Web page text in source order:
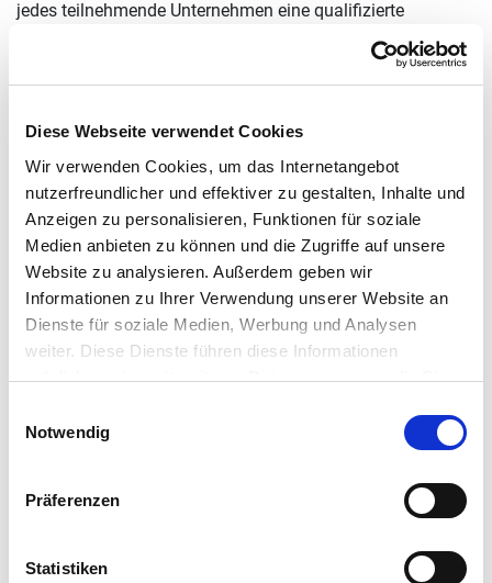
Diese Webseite verwendet Cookies
Wir verwenden Cookies, um das Internetangebot
nutzerfreundlicher und effektiver zu gestalten, Inhalte und
Anzeigen zu personalisieren, Funktionen für soziale
Medien anbieten zu können und die Zugriffe auf unsere
Website zu analysieren. Außerdem geben wir
Informationen zu Ihrer Verwendung unserer Website an
Dienste für soziale Medien, Werbung und Analysen
weiter. Diese Dienste führen diese Informationen
möglicherweise mit weiteren Daten zusammen, die Sie
Nutzung der Dienste gesammelt haben.
Notwendig
Präferenzen
Statistiken
jedes teilnehmende Unternehmen eine qualifizierte
Energieberatung. Netzwerkträger ist vero, der rund 600
Unternehmen der Baustoff- und Rohstoffindustrie mit über
Produzenten von Kies, Sand und Naturstein, Quarz,
Werkmörtel und Recyclingbaustoffen. ÖKOTEC begleitet
das Netzwerk als energietechnischer Berater und
Moderator. ÖKOTEC blickt auf eine über 10-jährige
Erfahrung in der Unterstützung von Energieeffizienz-
Netzwerken und hat mittlerweile über 30 Netzwerke –
davon 5 Branchennetzwerke – begleitet und organisiert.
Diabaswerk Halbeswig, 42349 Wuppertal
Mendiger Basalt Schmitz, 56743 Mendig
Mitteldeutsche Hartstein-Industrie, 63456 Hanau